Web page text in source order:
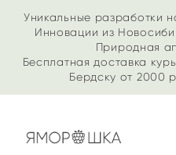
Уникальные разработки
Инновации из
Природная
Бесплатная доставка
Бердску от 2000